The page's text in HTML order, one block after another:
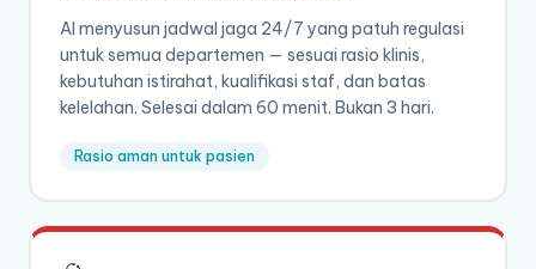
AI menyusun jadwal jaga 24/7 yang patuh regulasi
untuk semua departemen — sesuai rasio klinis,
kebutuhan istirahat, kualifikasi staf, dan batas
kelelahan. Selesai dalam 60 menit. Bukan 3 hari.
Rasio aman untuk pasien